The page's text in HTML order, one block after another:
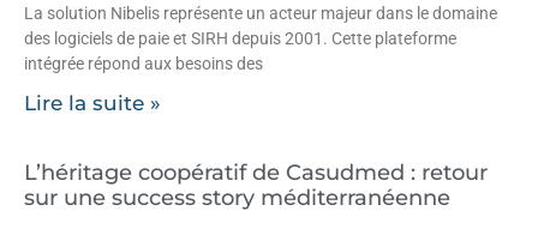
La solution Nibelis représente un acteur majeur dans le domaine
des logiciels de paie et SIRH depuis 2001. Cette plateforme
intégrée répond aux besoins des
Lire la suite »
L’héritage coopératif de Casudmed : retour
sur une success story méditerranéenne